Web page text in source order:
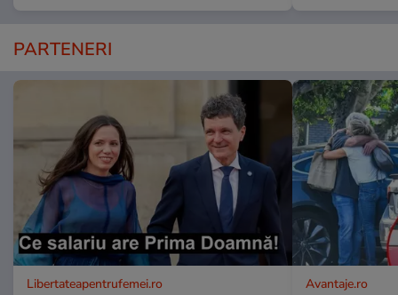
PARTENERI
Libertateapentrufemei.ro Avantaje.ro